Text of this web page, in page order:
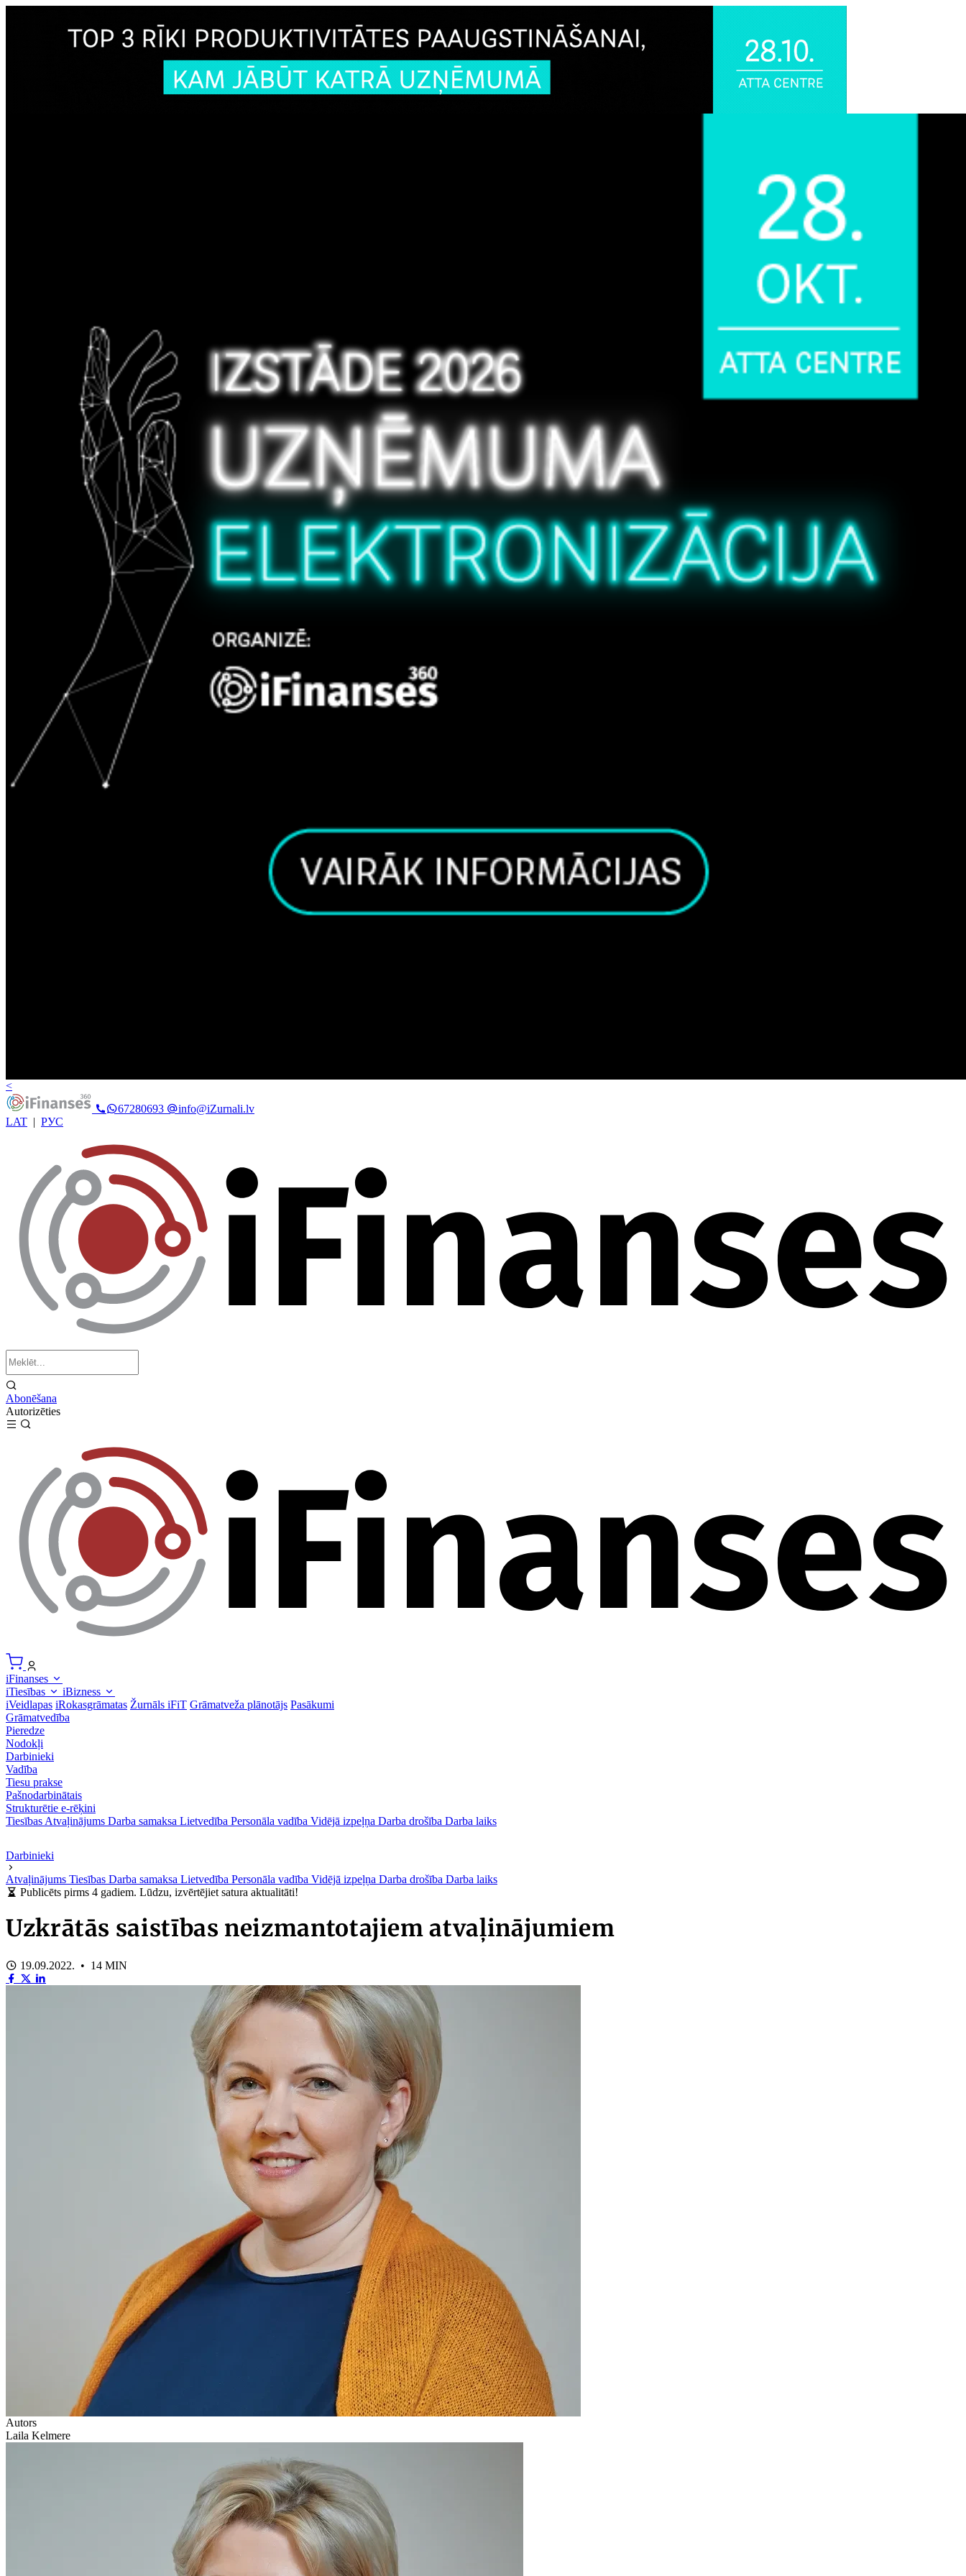
<
67280693
info@iZurnali.lv
LAT | РУС
Abonēšana
Autorizēties
iFinanses
iTiesības
iBizness
iVeidlapas iRokasgrāmatas Žurnāls iFiT Grāmatveža plānotājs Pasākumi
Grāmatvedība
Pieredze
Nodokļi
Darbinieki
Vadība
Tiesu prakse
Pašnodarbinātais
Strukturētie e-rēķini
Tiesības Atvaļinājums Darba samaksa Lietvedība Personāla vadība Vidējā izpeļņa Darba drošība Darba laiks
Darbinieki
Atvaļinājums Tiesības Darba samaksa Lietvedība Personāla vadība Vidējā izpeļņa Darba drošība Darba laiks
Publicēts pirms 4 gadiem. Lūdzu, izvērtējiet satura aktualitāti!
Uzkrātās saistības neizmantotajiem atvaļinājumiem
19.09.2022. • 14 MIN
Autors
Laila Kelmere